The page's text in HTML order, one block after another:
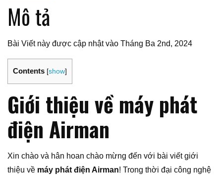
Mô tả
Bài Viết này được cập nhật vào Tháng Ba 2nd, 2024
Contents [show]
Giới thiệu về máy phát
điện Airman
Xin chào và hân hoan chào mừng đến với bài viết giới
thiệu về máy phát điện Airman! Trong thời đại công nghệ